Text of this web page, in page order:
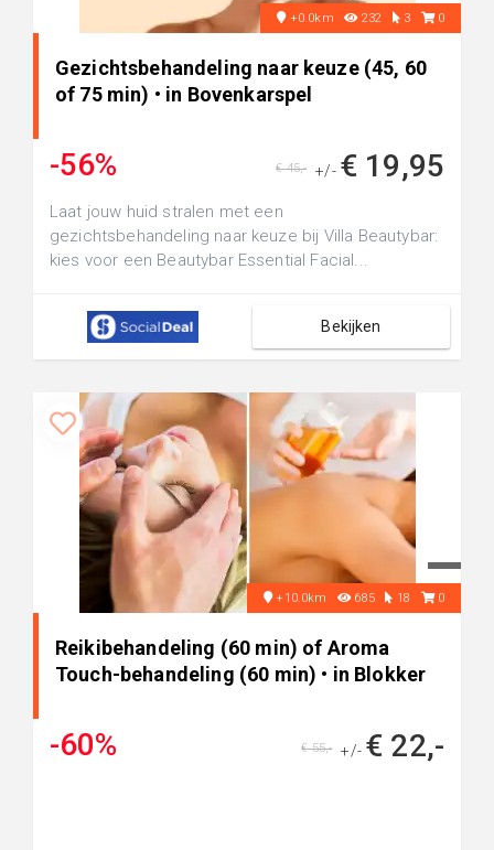
+0.0km 232 3 0
Gezichtsbehandeling naar keuze (45, 60
of 75 min) • in Bovenkarspel
-56% +/- € 19,95
€ 45,-
Laat jouw huid stralen met een
gezichtsbehandeling naar keuze bij Villa Beautybar:
kies voor een Beautybar Essential Facial...
Bekijken
+10.0km 685 18 0
Reikibehandeling (60 min) of Aroma
Touch-behandeling (60 min) • in Blokker
-60% +/- € 22,-
€ 55,-